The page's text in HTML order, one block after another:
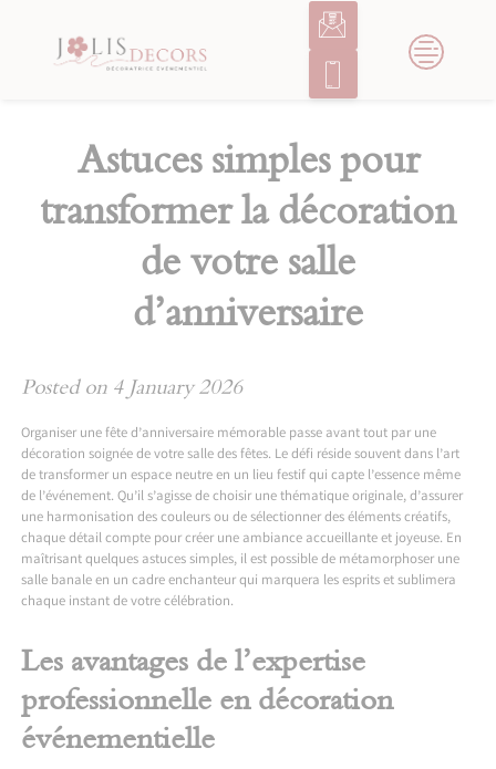
Astuces simples pour
transformer la décoration
de votre salle
d’anniversaire
Posted on 4 January 2026
Organiser une fête d’anniversaire mémorable passe avant tout par une
décoration soignée de votre salle des fêtes. Le défi réside souvent dans l’art
de transformer un espace neutre en un lieu festif qui capte l’essence même
de l’événement. Qu’il s’agisse de choisir une thématique originale, d’assurer
une harmonisation des couleurs ou de sélectionner des éléments créatifs,
chaque détail compte pour créer une ambiance accueillante et joyeuse. En
maîtrisant quelques astuces simples, il est possible de métamorphoser une
salle banale en un cadre enchanteur qui marquera les esprits et sublimera
chaque instant de votre célébration.
Les avantages de l’expertise
professionnelle en décoration
événementielle